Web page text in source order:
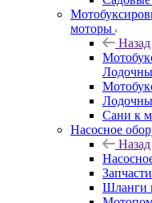
моторы
Назад
Сани к
Насосное
Назад
Шланги